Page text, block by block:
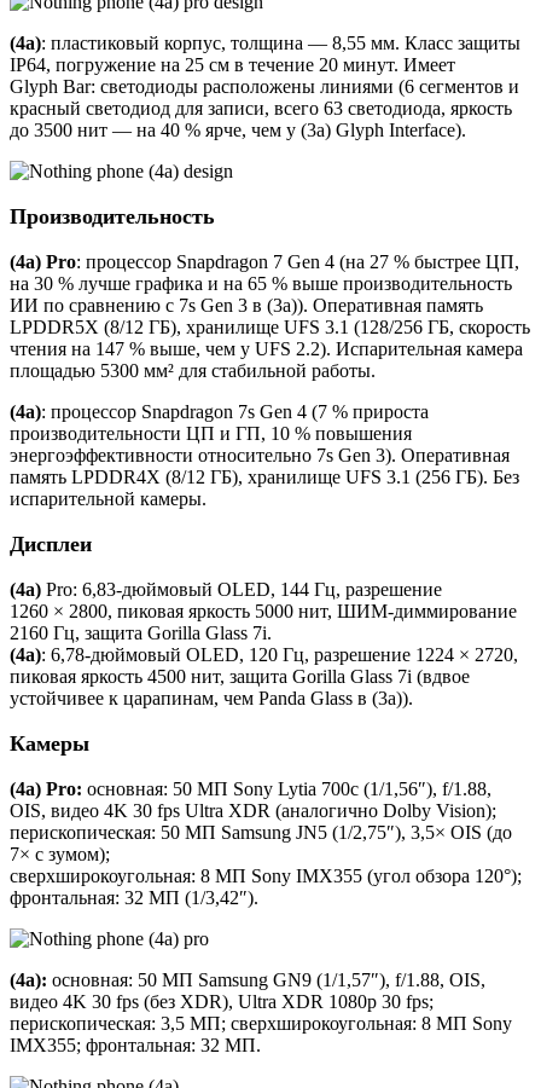
(4a): пластиковый корпус, толщина — 8,55 мм. Класс защиты
IP64, погружение на 25 см в течение 20 минут. Имеет
Glyph Bar: светодиоды расположены линиями (6 сегментов и
красный светодиод для записи, всего 63 светодиода, яркость
до 3500 нит — на 40 % ярче, чем у (3a) Glyph Interface).
Производительность
(4a) Pro: процессор Snapdragon 7 Gen 4 (на 27 % быстрее ЦП,
на 30 % лучше графика и на 65 % выше производительность
ИИ по сравнению с 7s Gen 3 в (3a)). Оперативная память
LPDDR5X (8/12 ГБ), хранилище UFS 3.1 (128/256 ГБ, скорость
чтения на 147 % выше, чем у UFS 2.2). Испарительная камера
площадью 5300 мм² для стабильной работы.
(4a): процессор Snapdragon 7s Gen 4 (7 % прироста
производительности ЦП и ГП, 10 % повышения
энергоэффективности относительно 7s Gen 3). Оперативная
память LPDDR4X (8/12 ГБ), хранилище UFS 3.1 (256 ГБ). Без
испарительной камеры.
Дисплеи
(4a) Pro: 6,83‑дюймовый OLED, 144 Гц, разрешение
1260 × 2800, пиковая яркость 5000 нит, ШИМ‑диммирование
2160 Гц, защита Gorilla Glass 7i.
(4a): 6,78‑дюймовый OLED, 120 Гц, разрешение 1224 × 2720,
пиковая яркость 4500 нит, защита Gorilla Glass 7i (вдвое
устойчивее к царапинам, чем Panda Glass в (3a)).
Камеры
(4a) Pro: основная: 50 МП Sony Lytia 700c (1/1,56″), f/1.88,
OIS, видео 4K 30 fps Ultra XDR (аналогично Dolby Vision);
перископическая: 50 МП Samsung JN5 (1/2,75″), 3,5× OIS (до
7× с зумом);
сверхширокоугольная: 8 МП Sony IMX355 (угол обзора 120°);
фронтальная: 32 МП (1/3,42″).
(4a): основная: 50 МП Samsung GN9 (1/1,57″), f/1.88, OIS,
видео 4K 30 fps (без XDR), Ultra XDR 1080p 30 fps;
перископическая: 3,5 МП; сверхширокоугольная: 8 МП Sony
IMX355; фронтальная: 32 МП.